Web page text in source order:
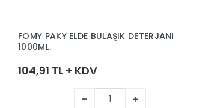
FOMY PAKY ELDE BULAŞIK DETERJANI
1000ML.
104,91 TL + KDV